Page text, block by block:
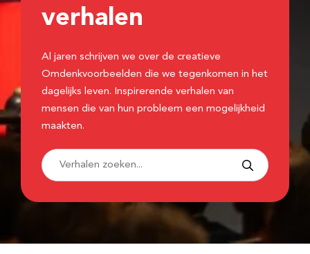
verhalen
Al jaren schrijven we over de creatieve
Omdenkvoorbeelden die we tegenkomen in het
dagelijks leven. Inspirerende verhalen van
mensen die van hun probleem een mogelijkheid
maakten.